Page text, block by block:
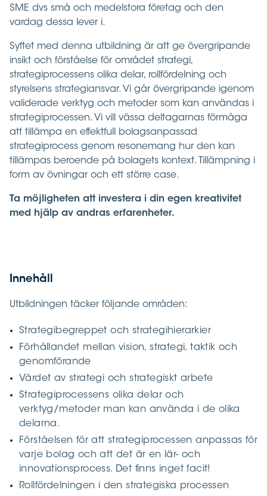
SME dvs små och medelstora företag och den
vardag dessa lever i.
Syftet med denna utbildning är att ge övergripande
insikt och förståelse för området strategi,
strategiprocessens olika delar, rollfördelning och
styrelsens strategiansvar. Vi går övergripande igenom
validerade verktyg och metoder som kan användas i
strategiprocessen. Vi vill vässa deltagarnas förmåga
att tillämpa en effektfull bolagsanpassad
strategiprocess genom resonemang hur den kan
tillämpas beroende på bolagets kontext. Tillämpning i
form av övningar och ett större case.
Ta möjligheten att investera i din egen kreativitet
med hjälp av andras erfarenheter.
Innehåll
Utbildningen täcker följande områden:
Strategibegreppet och strategihierarkier
Förhållandet mellan vision, strategi, taktik och
genomförande
Värdet av strategi och strategiskt arbete
Strategiprocessens olika delar och
verktyg/metoder man kan använda i de olika
delarna.
Förståelsen för att strategiprocessen anpassas för
varje bolag och att det är en lär- och
innovationsprocess. Det finns inget facit!
Rollfördelningen i den strategiska processen